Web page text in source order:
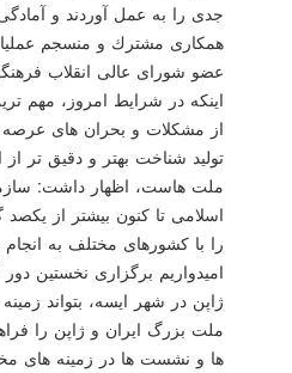
جدی را به عمل آوردند و
همكاری مشترك و منسجم
عضو شورای عالی انقلاب
تولید شناخت بهتر و دقیق تر
ملت هاست، اظهار داشت:
را با كشورهای مختلف به
امیدواریم برگزاری نخستین
ژاپن در شهر ایسه، بتواند
ملت بزرگ ایران و ژاپن را
ها و نشست ها در زمینه های